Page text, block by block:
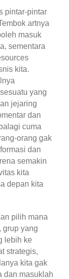
pintar-pintar
artnya
masuk
sementara
kita.
yang
jejaring
dan
cuma
orang gak
dan
semakin
kita
depan kita
pilih mana
grup yang
lebih ke
strategis,
kita gak
dan masuklah